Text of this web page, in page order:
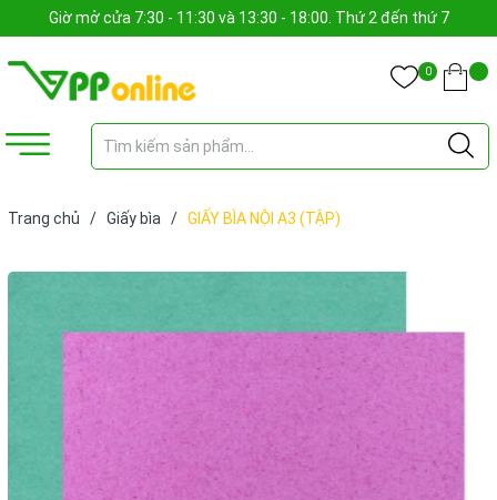
Giờ mở cửa 7:30 - 11:30 và 13:30 - 18:00. Thứ 2 đến thứ 7
0
Trang chủ / Giấy bìa / GIẤY BÌA NỘI A3 (TẬP)